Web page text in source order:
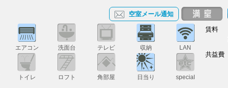
空室メール通知
エアコン 洗面台 テレビ 収納 LAN
トイレ ロフト 角部屋 日当り special
賃料
共益費